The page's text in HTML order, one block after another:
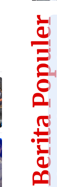
Berita Populer